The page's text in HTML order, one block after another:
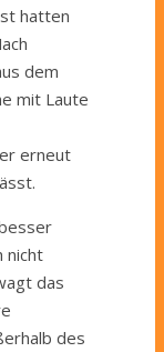
hatten
dem
mit Laute
erneut
nicht
das
des